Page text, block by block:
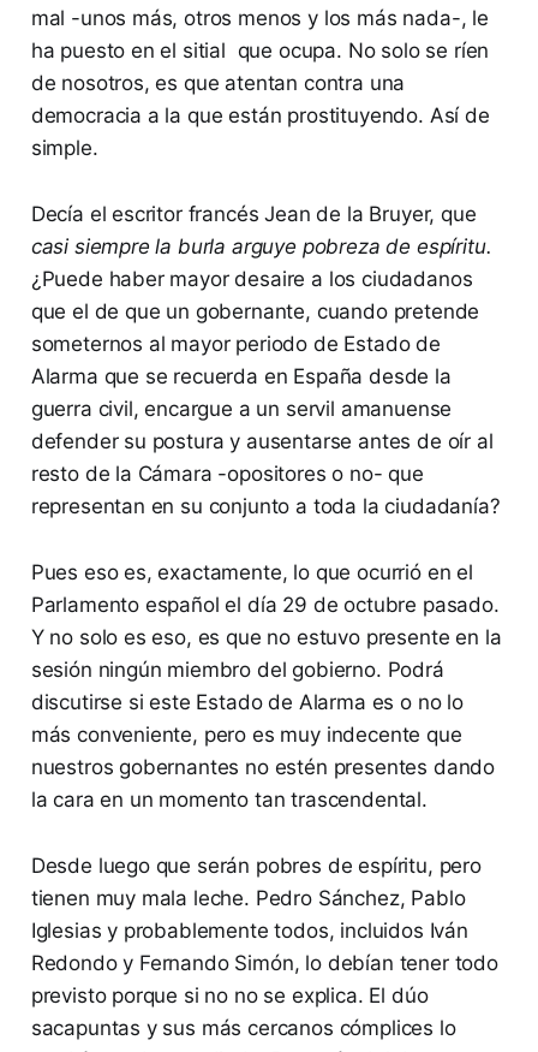
mal -unos más, otros menos y los más nada-, le
ha puesto en el sitial que ocupa. No solo se ríen
de nosotros, es que atentan contra una
democracia a la que están prostituyendo. Así de
simple.
Decía el escritor francés Jean de la Bruyer, que
casi siempre la burla arguye pobreza de espíritu.
¿Puede haber mayor desaire a los ciudadanos
que el de que un gobernante, cuando pretende
someternos al mayor periodo de Estado de
Alarma que se recuerda en España desde la
guerra civil, encargue a un servil amanuense
defender su postura y ausentarse antes de oír al
resto de la Cámara -opositores o no- que
representan en su conjunto a toda la ciudadanía?
Pues eso es, exactamente, lo que ocurrió en el
Parlamento español el día 29 de octubre pasado.
Y no solo es eso, es que no estuvo presente en la
sesión ningún miembro del gobierno. Podrá
discutirse si este Estado de Alarma es o no lo
más conveniente, pero es muy indecente que
nuestros gobernantes no estén presentes dando
la cara en un momento tan trascendental.
Desde luego que serán pobres de espíritu, pero
tienen muy mala leche. Pedro Sánchez, Pablo
Iglesias y probablemente todos, incluidos Iván
Redondo y Fernando Simón, lo debían tener todo
previsto porque si no no se explica. El dúo
sacapuntas y sus más cercanos cómplices lo